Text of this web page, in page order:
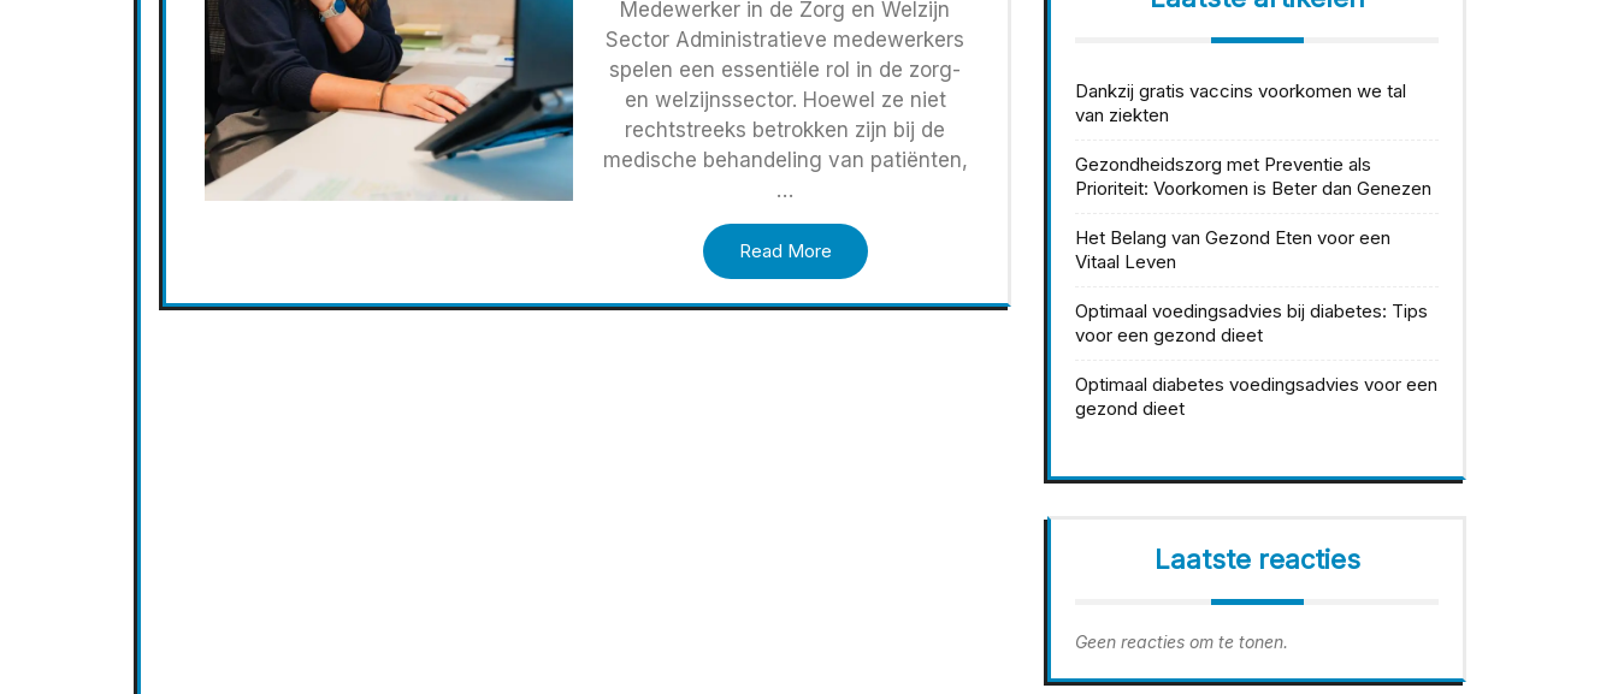
Medewerker in de Zorg en Welzijn
Sector Administratieve medewerkers
spelen een essentiële rol in de zorg-
en welzijnssector. Hoewel ze niet
rechtstreeks betrokken zijn bij de
medische behandeling van patiënten,
…
Read More
Dankzij gratis vaccins voorkomen we tal
van ziekten
Gezondheidszorg met Preventie als
Prioriteit: Voorkomen is Beter dan Genezen
Het Belang van Gezond Eten voor een
Vitaal Leven
Optimaal voedingsadvies bij diabetes: Tips
voor een gezond dieet
Optimaal diabetes voedingsadvies voor een
gezond dieet
Laatste reacties
Geen reacties om te tonen.